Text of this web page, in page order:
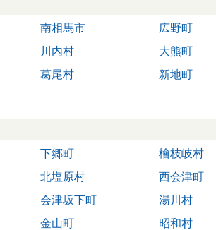
南相馬市
広野町
川内村
大熊町
葛尾村
新地町
下郷町
檜枝岐村
北塩原村
西会津町
会津坂下町
湯川村
金山町
昭和村